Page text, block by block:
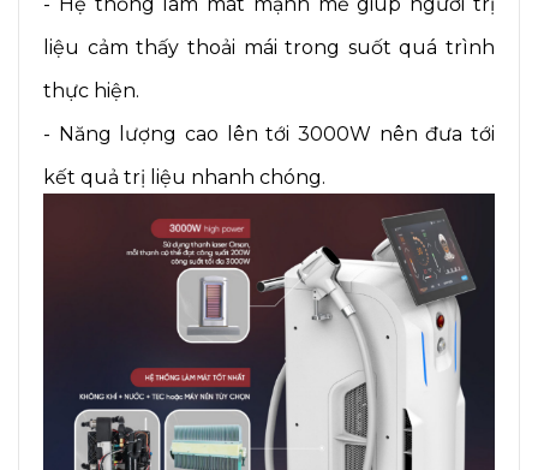
liệu cảm thấy thoải mái trong suốt quá trình
thực hiện.
- Năng lượng cao lên tới 3000W nên đưa tới
kết quả trị liệu nhanh chóng.